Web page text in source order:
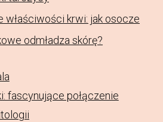
właściwości krwi: jak osocze
odmładza skórę?
fascynujące połączenie